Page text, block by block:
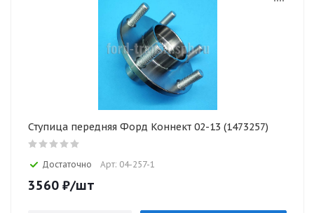
Ступица передняя Форд Коннект 02-13 (1473257)
Достаточно Арт: 04-257-1
3560 ₽/шт